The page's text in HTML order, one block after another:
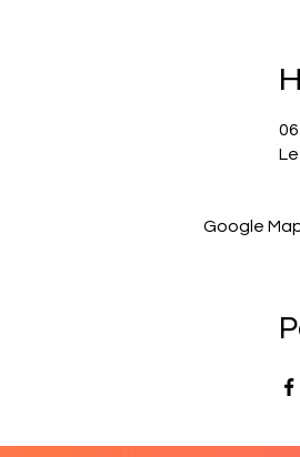
Google